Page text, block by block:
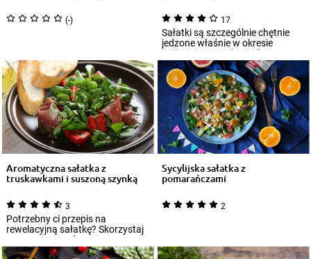
(-) 17
Sałatki są szczególnie chętnie
jedzone właśnie w okresie
wakacyjnym. Gdy upały
zaczynają doskwier...
Aromatyczna sałatka z
truskawkami i suszoną szynką
3
Potrzebny ci przepis na
rewelacyjną sałatkę? Skorzystaj
z naszej sprawdzonej propozycji.
Roszponk...
Sycylijska sałatka z
pomarańczami
2